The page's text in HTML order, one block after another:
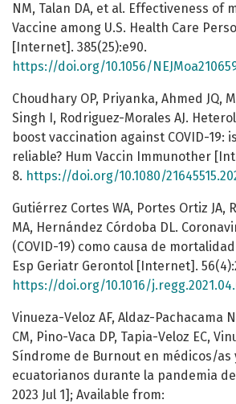
NM, Talan DA, et al. Effectiveness of
Vaccine among U.S. Health Care
[Internet]. 385(25):e90.
https://doi.org/10.1056/
Choudhary OP, Priyanka, Ahmed JQ,
Singh I, Rodriguez-Morales AJ.
boost vaccination against COVID-19:
reliable? Hum Vaccin Immunother
8. https://doi.org/10.1080/
Gutiérrez Cortes WA, Portes Ortiz JA,
MA, Hernández Córdoba DL.
(COVID-19) como causa de
Esp Geriatr Gerontol [Internet].
https://doi.org/10.1016/
Vinueza-Veloz AF, Aldaz-Pachacama
CM, Pino-Vaca DP, Tapia-Veloz EC,
Síndrome de Burnout en médicos/
ecuatorianos durante la pandemia de
2023 Jul 1]; Available from: